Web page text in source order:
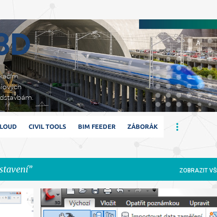
CIVIL TOOLS BIM FEEDER ZÁBORÁK
ZOBRAZIT
NASTAVENÍ STANIČENÍ STOPY PŘÍČNÝCH ŘEZŮ